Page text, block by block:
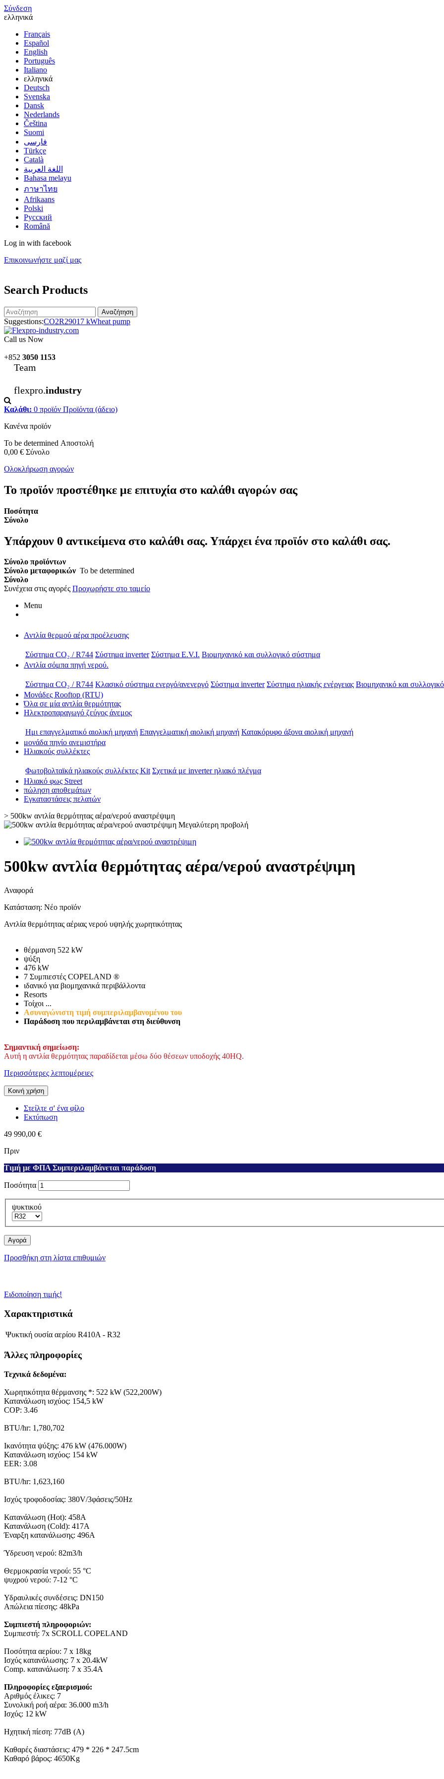
Σύνδεση
ελληνικά
Français
Español
English
Português
Italiano
ελληνικά
Deutsch
Svenska
Dansk
Nederlands
Čeština
Suomi
فارسى
Türkçe
Català
اللغة العربية
Bahasa melayu
ภาษาไทย
Afrikaans
Polski
Русский
Română
Log in with facebook
Επικοινωνήστε μαζί μας
Search Products
Αναζήτηση
Suggestions:CO2R29017 kWheat pump
Call us Now
+852 3050 1153
Team
flexpro.industry
Καλάθι: 0 προϊόν Προϊόντα (άδειο)
Κανένα προϊόν
To be determined Αποστολή
0,00 € Σύνολο
Ολοκλήρωση αγορών
Το προϊόν προστέθηκε με επιτυχία στο καλάθι αγορών σας
Ποσότητα
Σύνολο
Υπάρχουν 0 αντικείμενα στο καλάθι σας. Υπάρχει ένα προϊόν στο καλάθι σας.
Σύνολο προϊόντων
Σύνολο μεταφορικών To be determined
Σύνολο
Συνέχεια στις αγορές Προχωρήστε στο ταμείο
Menu
Αντλία θερμού αέρα προέλευσης
Σύστημα CO₂ / R744 Σύστημα inverter Σύστημα E.V.I. Βιομηχανικό και συλλογικό σύστημα
Αντλία σόμπα πηγή νερού.
Σύστημα CO₂ / R744 Κλασικό σύστημα ενεργό/ανενεργό Σύστημα inverter Σύστημα ηλιακής ενέργειας Βιομηχανικό και
Μονάδες Rooftop (RTU)
Όλα σε μία αντλία θερμότητας
Ηλεκτροπαραγωγό ζεύγος άνεμος
Ημι επαγγελματικό αιολική μηχανή Επαγγελματική αιολική μηχανή Κατακόρυφο άξονα αιολική μηχανή
μονάδα πηνίο ανεμιστήρα
Ηλιακούς συλλέκτες
Φωτοβολταϊκά ηλιακούς συλλέκτες Kit Σχετικά με inverter ηλιακό πλέγμα
Ηλιακό φως Street
πώληση αποθεμάτων
Εγκαταστάσεις πελατών
> 500kw αντλία θερμότητας αέρα/νερού αναστρέψιμη
Μεγαλύτερη προβολή
500kw αντλία θερμότητας αέρα/νερού αναστρέψιμη
Αναφορά
Κατάσταση: Νέο προϊόν
Αντλία θερμότητας αέριας νερού υψηλής χωρητικότητας
θέρμανση 522 kW
ψύξη
476 kW
7 Συμπιεστές COPELAND ®
ιδανικό για βιομηχανικά περιβάλλοντα
Resorts
Τοίχοι ...
Ασυναγώνιστη τιμή συμπεριλαμβανομένου του
Παράδοση που περιλαμβάνεται στη διεύθυνση
Σημαντική σημείωση:
Αυτή η αντλία θερμότητας παραδίδεται μέσω δύο θέσεων υποδοχής 40HQ.
Περισσότερες λεπτομέρειες
Κοινή χρήση
Στείλτε σ' ένα φίλο
Εκτύπωση
49 990,00 €
Πριν
Τιμή με ΦΠΑ Συμπεριλαμβάνεται παράδοση
Ποσότητα
ψυκτικού
Αγορά
Προσθήκη στη λίστα επιθυμιών
Ειδοποίηση τιμής!
Χαρακτηριστικά
Ψυκτική ουσία αερίου R410A - R32
Άλλες πληροφορίες
Τεχνικά δεδομένα:
Χωρητικότητα θέρμανσης *: 522 kW (522,200W)
Κατανάλωση ισχύος: 154,5 kW
COP: 3.46
BTU/hr: 1,780,702
Ικανότητα ψύξης: 476 kW (476.000W)
Κατανάλωση ισχύος: 154 kW
EER: 3.08
BTU/hr: 1,623,160
Ισχύς τροφοδοσίας: 380V/3φάσεις/50Hz
Κατανάλωση (Hot): 458A
Κατανάλωση (Cold): 417A
Έναρξη κατανάλωσης: 496A
Ύδρευση νερού: 82m3/h
Θερμοκρασία νερού: 55 °C
ψυχρού νερού: 7-12 °C
Υδραυλικές συνδέσεις: DN150
Απώλεια πίεσης: 48kPa
Συμπιεστή πληροφοριών:
Συμπιεστή: 7x SCROLL COPELAND
Ποσότητα αερίου: 7 x 18kg
Ισχύς κατανάλωσης: 7 x 20.4kW
Comp. κατανάλωση: 7 x 35.4A
Πληροφορίες εξαερισμού:
Αριθμός έλικες: 7
Συνολική ροή αέρα: 36.000 m3/h
Ισχύς: 12 kW
Ηχητική πίεση: 77dB (A)
Καθαρές διαστάσεις: 479 * 226 * 247.5cm
Καθαρό βάρος: 4650Kg